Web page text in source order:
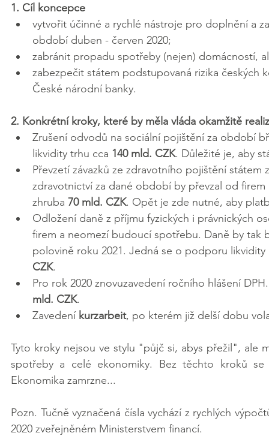
1. Cíl koncepce
vytvořit účinné a rychlé nástroje pro doplnění a
období duben - červen 2020;
zabránit propadu spotřeby (nejen) domácností,
zabezpečit státem podstupovaná rizika
České národní banky.
2. Konkrétní kroky, které by měla vláda okamžitě
Zrušení odvodů na sociální pojištění za období
likvidity trhu cca 140 mld. CZK. Důležité je, aby
Převzetí závazků ze zdravotního pojištění
zdravotnictví za dané období by převzal od
zhruba 70 mld. CZK. Opět je zde nutné, aby
Odložení daně z příjmu fyzických i právnických
firem a neomezí budoucí spotřebu. Daně by tak
polovině roku 2021. Jedná se o podporu
CZK.
Pro rok 2020 znovuzavedení ročního hlášení
mld. CZK.
Zavedení kurzarbeit, po kterém již delší dobu
Tyto kroky nejsou ve stylu "půjč si, abys přežil", ale
spotřeby a celé ekonomiky. Bez těchto kroků
Ekonomika zamrzne...
Pozn. Tučně vyznačená čísla vychází z rychlých
2020 zveřejněném Ministerstvem financí.